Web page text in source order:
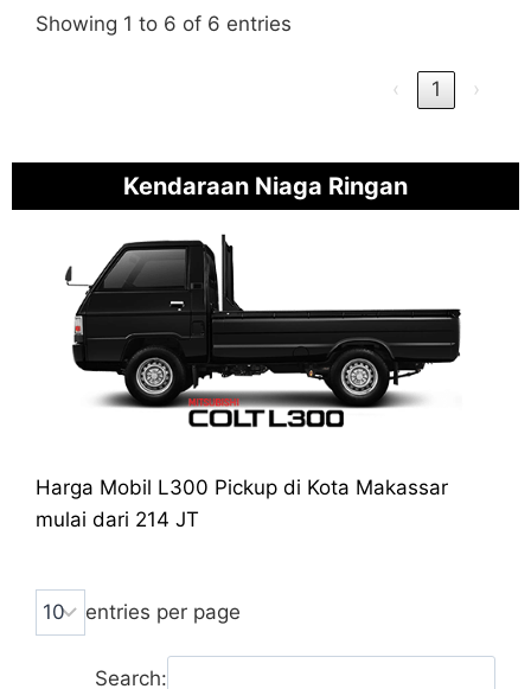
Showing 1 to 6 of 6 entries
‹ 1 ›
Kendaraan Niaga Ringan
Harga Mobil L300 Pickup di Kota Makassar
mulai dari 214 JT
entries per page
Search: